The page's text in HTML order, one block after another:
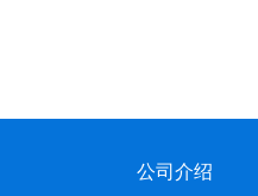
公司介绍